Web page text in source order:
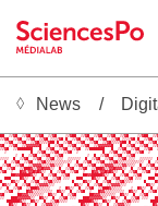
News
News
██  ░▒▓█  ░▒▓█  ░▒▓█  ░▒▓█    ░▒▓██  ░▒▓█  ░▒▓█  ░▒▓█  ░▒▓█    ░▒▓██
░▒▓█  ░▒▓█  ░▒▓█  ░▒▓█ ░░░▒▓█ █  ░▒▓█  ░▒▓█  ░▒▓█  ░▒▓█ ░░░▒▓█ █  ░▒▓█
░▒▓█  ░▒▓█  ░▒▓█▒▒▒▒▓██ █  ░▒▓█  ░▒▓█  ░▒▓█  ░▒▓█▒▒▒▒▓██ █  ░▒▓█  ░▒▓█
▓█  ░▒▓█  ░▒▓▓▓▓▓▓█   █  ░▒▓█  ░▒▓█  ░▒▓█  ░▒▓▓▓▓▓▓█   █  ░▒▓█  ░▒▓█
░▒▓█  ░▒███████   █  ░▒▓█  ░▒▓█  ░▒▓█  ░▒███████   █  ░▒▓█  ░▒▓█  ░▒▓█
░           █  ░▒▓█  ░▒▓█  ░▒▓█  ░           █  ░▒▓█  ░▒▓█  ░▒▓█  ░
░  █  ░▒▓█  ░▒▓█  ░▒▓█           ░  █  ░▒▓█  ░▒▓█  ░▒▓█           ░
░░░░  █  ░▒▓█  ░▒▓█  ░▒▓█ ░░░  ░░░░░░  █  ░▒▓█  ░▒▓█  ░▒▓█ ░░░  ░░░░░░
█  ░▒▓█  ░▒▓█  ░▒▓█▒▒▒░░░▒▒▒░▒░  █  ░▒▓█  ░▒▓█  ░▒▓█▒▒▒░░░▒▒▒░▒░  █
░▒▓█  ░▒▓█  ░▒▓▓▓▓▒░▒▒▓▓▒▒▒░  █  ░▒▓█  ░▒▓█  ░▒▓▓▓▓▒░▒▒▓▓▒▒▒░  █
█  ░▒▓█  ░▒███▓▒▒▓▓█▓▓▓▒░  █  ░▒▓█  ░▒▓█  ░▒███▓▒▒▓▓█▓▓▓▒░  █  ░▒▓█
▒▓█  ░   █▓▓▒▓▓█▓█▓▒░  █  ░▒▓█  ░▒▓█  ░   █▓▓▒▓▓█▓█▓▒░  █  ░▒▓█  ░▒▓█
██▓▓█████▓▒░  █  ░▒▓█  ░▒▓█      ██▓▓█████▓▒░  █  ░▒▓█  ░▒▓█
███    █▓▒░  █  ░▒▓█  ░▒▓█ ░░░   ███    █▓▒░  █  ░▒▓█  ░▒▓█ ░░░
█    █▓▒░  █  ░▒▓█  ░▒▓█▒▒▒░     █    █▓▒░  █  ░▒▓█  ░▒▓█▒▒▒░     █
█▓▒░  █  ░▒▓█  ░▒▓▓▓▓▒░░         █▓▒░  █  ░▒▓█  ░▒▓▓▓▓▒░░         █▓▒░
░  █  ░▒▓█  ░▒███▓▒▒░░░    ░  █▓▒░  █  ░▒▓█  ░▒███▓▒▒░░░    ░  █▓▒░  █
░▒▓█  ░   █▓▓▒▒▒░░░░░░  █▓▒░  █  ░▒▓█  ░   █▓▓▒▒▒░░░░░░  █▓▒░  █  ░▒▓█
▓█      ██▓▓▓▒▒▒▒▒▒░  █▓▒░  █  ░▒▓█      ██▓▓▓▒▒▒▒▒▒░  █▓▒░  █  ░▒▓█
░░   ███▓▓▓▓▓▓▒░  █▓▒░  █  ░▒▓█ ░░░   ███▓▓▓▓▓▓▒░  █▓▒░  █  ░▒▓█ ░░░
██████▓▒░  █▓▒░  █  ░▒▓█▒▒▒░     ██████▓▒░  █▓▒░  █  ░▒▓█▒▒▒░
█▓▒░  █▓▒░  █  ░▒▓▓▓▒▒░          █▓▒░  █▓▒░  █  ░▒▓▓▓▒▒░